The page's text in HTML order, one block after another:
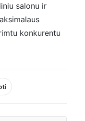
salonu ir
konkurentu